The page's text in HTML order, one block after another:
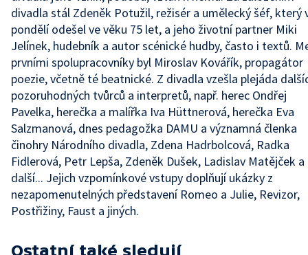
divadla stál Zdeněk Potužil, režisér a umělecký šéf, který
pondělí odešel ve věku 75 let, a jeho životní partner Miki
Jelínek, hudebník a autor scénické hudby, často i textů.
prvními spolupracovníky byl Miroslav Kovářík, propagátor
poezie, včetně té beatnické. Z divadla vzešla plejáda
pozoruhodných tvůrců a interpretů, např. herec Ondřej
Pavelka, herečka a malířka Iva Hüttnerová, herečka Eva
Salzmanová, dnes pedagožka DAMU a významná členka
činohry Národního divadla, Zdena Hadrbolcová, Radka
Fidlerová, Petr Lepša, Zdeněk Dušek, Ladislav Matějček a
další... Jejich vzpomínkové vstupy doplňují ukázky z
nezapomenutelných představení Romeo a Julie, Revizor,
Postřižiny, Faust a jiných.
Ostatní také sledují